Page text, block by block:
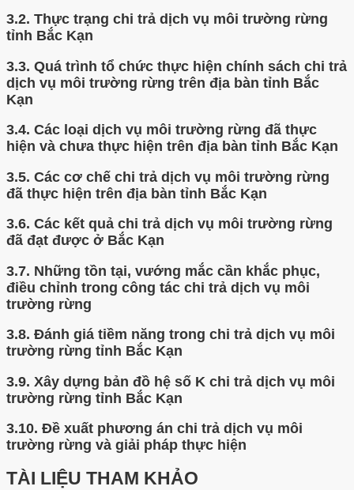
3.2. Thực trạng chi trả dịch vụ môi trường rừng
tỉnh Bắc Kạn
3.3. Quá trình tổ chức thực hiện chính sách chi trả
dịch vụ môi trường rừng trên địa bàn tỉnh Bắc
Kạn
3.4. Các loại dịch vụ môi trường rừng đã thực
hiện và chưa thực hiện trên địa bàn tỉnh Bắc Kạn
3.5. Các cơ chế chi trả dịch vụ môi trường rừng
đã thực hiện trên địa bàn tỉnh Bắc Kạn
3.6. Các kết quả chi trả dịch vụ môi trường rừng
đã đạt được ở Bắc Kạn
3.7. Những tồn tại, vướng mắc cần khắc phục,
điều chỉnh trong công tác chi trả dịch vụ môi
trường rừng
3.8. Đánh giá tiềm năng trong chi trả dịch vụ môi
trường rừng tỉnh Bắc Kạn
3.9. Xây dựng bản đồ hệ số K chi trả dịch vụ môi
trường rừng tỉnh Bắc Kạn
3.10. Đề xuất phương án chi trả dịch vụ môi
trường rừng và giải pháp thực hiện
TÀI LIỆU THAM KHẢO